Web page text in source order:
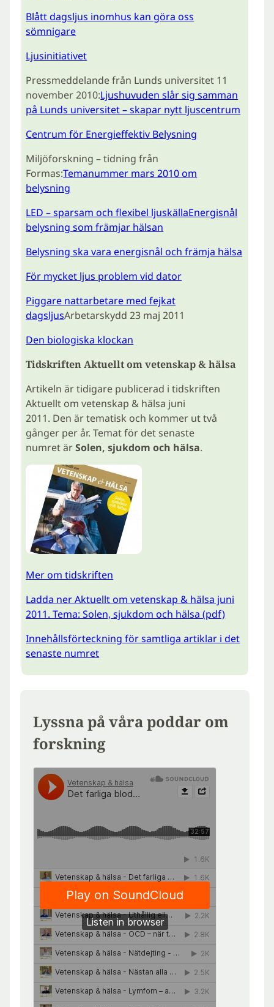
Blått dagsljus inomhus kan göra oss
sömnigare
Ljusinitiativet
Pressmeddelande från Lunds universitet 11
november 2010:Ljushuvuden slår sig samman
på Lunds universitet – skapar nytt ljuscentrum
Centrum för Energieffektiv Belysning
Miljöforskning – tidning från
Formas:Temanummer mars 2010 om
belysning
LED – sparsam och flexibel ljuskällaEnergisnål
belysning som främjar hälsan
Belysning ska vara energisnål och främja hälsa
För mycket ljus problem vid dator
Piggare nattarbetare med fejkat
dagsljusArbetarskydd 23 maj 2011
Den biologiska klockan
Tidskriften Aktuellt om vetenskap & hälsa
Artikeln är tidigare publicerad i tidskriften
Aktuellt om vetenskap & hälsa juni
2011. Den är tematisk och kommer ut två
gånger per år. Temat för det senaste
numret ärSolen, sjukdom och hälsa.
Mer om tidskriften
Ladda ner Aktuellt om vetenskap & hälsa juni
2011. Tema: Solen, sjukdom och hälsa (pdf)
Innehållsförteckning för samtliga artiklar i det
senaste numret
Lyssna på våra poddar om
forskning